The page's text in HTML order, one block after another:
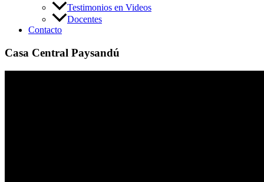
Testimonios en Videos
Docentes
Contacto
Casa Central Paysandú